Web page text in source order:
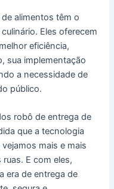
alimentos têm o
Eles oferecem
eficiência,
sua implementação
a necessidade de
público.
robô de entrega de
que a tecnologia
mais e mais
E com eles,
era de entrega de